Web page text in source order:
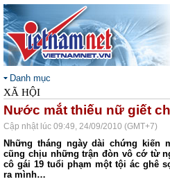
Danh mục
XÃ HỘI
Nước mắt thiếu nữ giết
Cập nhật lúc 09:49, 24/09/2010 (GMT+7)
Những tháng ngày dài chứng kiến
cũng chịu những trận đòn vô cớ từ
cô gái 19 tuổi phạm một tội ác ghê
ra mình…